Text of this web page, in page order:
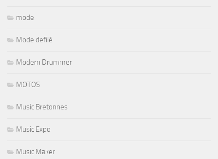
mode
Mode defilé
Modern Drummer
MOTOS
Music Bretonnes
Music Expo
Music Maker